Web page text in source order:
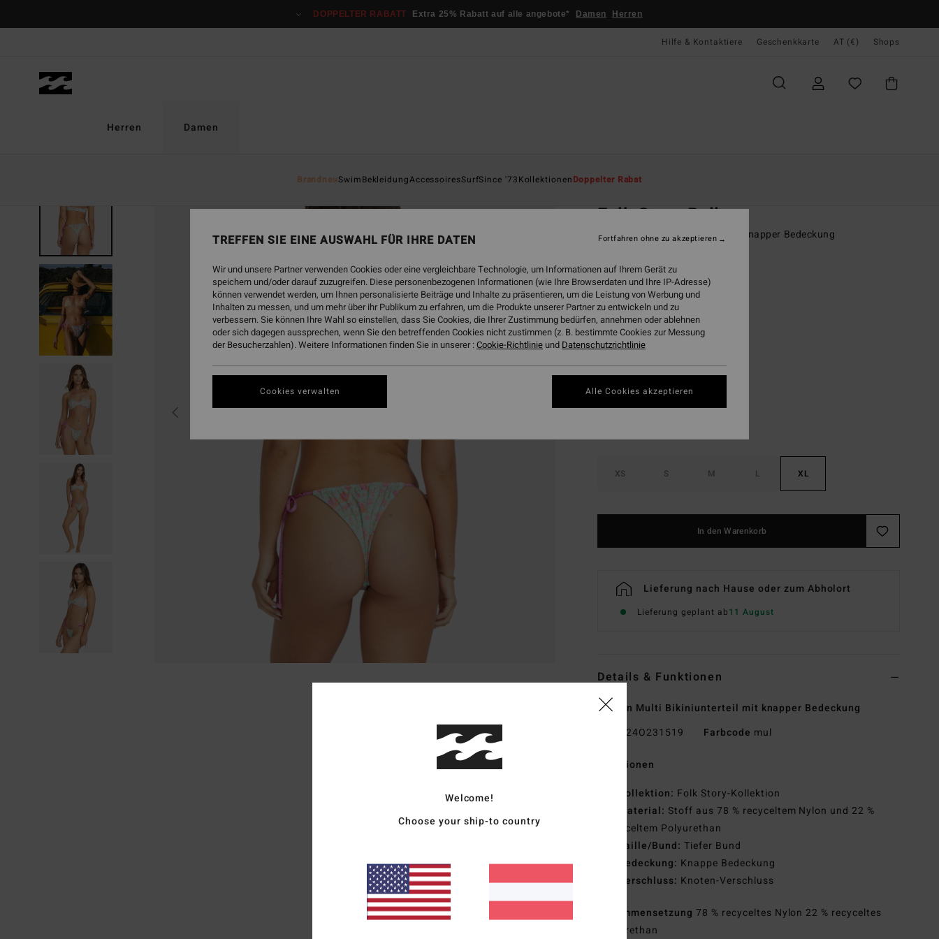
DOPPELTER RABATT Extra 25% Rabatt auf alle angebote* Damen Herren
Hilfe & Kontaktiere Geschenkkarte AT (€) Shops
Herren Damen
BrandneuSwimBekleidungAccessoiresSurfSince '73KollektionenDoppelter Rabat
Folk Story Bells
Frauen Multi Bikiniunterteil mit knapper Bedeckung
€ 45,95 63%
€ 17,23
SALE
DOPPELTER RABATT EXTRA 25%
XS S M L XL
In den Warenkorb
Lieferung nach Hause oder zum Abholort
Lieferung geplant ab11 August
Details & Funktionen
Frauen Multi Bikiniunterteil mit knapper Bedeckung
24O231519 Farbcode mul
Funktionen
Kollektion: Folk Story-Kollektion
Material: Stoff aus 78 % recyceltem Nylon und 22 %
recyceltem Polyurethan
Taille/Bund: Tiefer Bund
Bedeckung: Knappe Bedeckung
Verschluss: Knoten-Verschluss
Zusammensetzung 78 % recyceltes Nylon 22 % recyceltes
Polyurethan
Welcome!
Choose your ship-to country
TREFFEN SIE EINE AUSWAHL FÜR IHRE DATEN
Wir und unsere Partner verwenden Cookies oder eine vergleichbare Technologie, um Informationen auf Ihrem Gerät zu
speichern und/oder darauf zuzugreifen. Diese personenbezogenen Informationen (wie Ihre Browserdaten und Ihre IP-Adresse)
können verwendet werden, um Ihnen personalisierte Beiträge und Inhalte zu präsentieren, um die Leistung von Werbung und
Inhalten zu messen, und um mehr über ihr Publikum zu erfahren, um die Produkte unserer Partner zu entwickeln und zu
verbessern. Sie können Ihre Wahl so einstellen, dass Sie Cookies, die Ihrer Zustimmung bedürfen, annehmen oder ablehnen
oder sich dagegen aussprechen, wenn Sie den betreffenden Cookies nicht zustimmen (z. B. bestimmte Cookies zur Messung
der Besucherzahlen). Weitere Informationen finden Sie in unserer :Cookie-Richtlinie und Datenschutzrichtlinie
Cookies verwalten
Fortfahren ohne zu akzeptieren
Alle Cookies akzeptieren